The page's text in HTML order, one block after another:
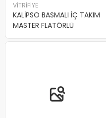
VİTRİFİYE
KALİPSO BASMALI İÇ TAKIM
MASTER FLATÖRLÜ